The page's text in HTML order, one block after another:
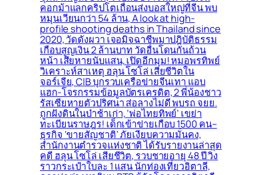
คอกม้าแลกคริปโตเถื่อนส่งบอสใหญ่ที่จีน พบ
หมุนเวียนกว่า 54 ล้าน, A look at high-
profile shooting deaths in Thailand since
2020, วัดดังผวา เจอมิจฉาชีพมาปฎิบัติธรรม
เกือบสูญเงิน 2 ล้านบาท วัดอื่นโดนกันถ้วน
หน้า เสียหายนับแสน, เปิดอีกมุม! หมอพรทิพย์
วิเคราะห์สาเหตุ ฮลุน โซโล่ เสียชีวิตใน
จอร์เจีย, CIB บุกรวบเครือข่ายจีนเทา แอบ
แฮก-โจรกรรมข้อมูลบัตรเครดิต, 2 พี่น้องชาว
รัสเซียหายตัวปริศนา ส่อลางไม่ดี พบรถ จยย.
ถูกฝังดินในป่าช้าเก่า, ‘พ่อไทยทิพย์’ เขย่า
ทะเบียนราษฎร! เด็กเข้าข่ายเกือบ 1500 คน–
ธุรกิจ ‘ขายสัญชาติ’ ภัยเงียบความมั่นคง,
สำนักงานตำรวจแห่งชาติ ได้รับรายงานล่าสุด
คดี ฮลุน โซโล่ เสียชีวิต, รวบชายอายุ 48 ปี วิ่ง
ราวกระเป๋าใบละ 1 แสน นักท่องเที่ยวอิตาลี,